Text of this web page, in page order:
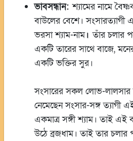
ভাবসন্ধান:শ্যামের নামে
বাউলের বেশে।
ভরসা শ্যাম-নাম।তাঁর চলার
একটি তারের সাথে বাজে,
একটি ভক্তির সুর।
সংসারের সকল লোভ-লালসার
নেমেছেন সংসার-সঙ্গ ত্যাগী
একমাত্র সঙ্গী শ্যাম। তাই
উঠে ব্রজধাম। তাই তার চলার